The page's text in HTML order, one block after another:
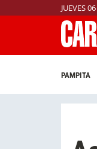
JUEVES
PAMPITA